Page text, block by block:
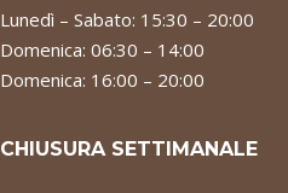
Lunedì – Sabato: 15:30 – 20:00
Domenica: 06:30 – 14:00
Domenica: 16:00 – 20:00
CHIUSURA SETTIMANALE